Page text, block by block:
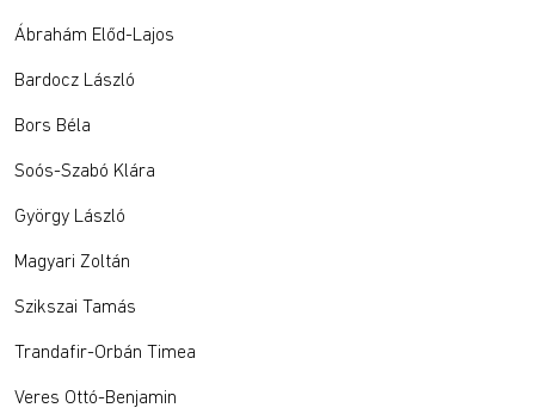
Ábrahám Előd-Lajos
Bardocz László
Bors Béla
Soós-Szabó Klára
György László
Magyari Zoltán
Szikszai Tamás
Trandafir-Orbán Timea
Veres Ottó-Benjamin